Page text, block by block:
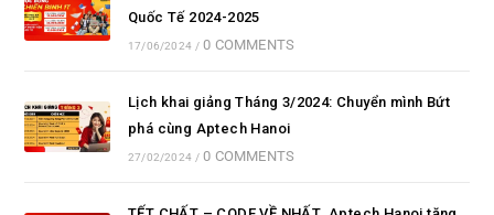
Quốc Tế 2024-2025
17/06/2024 / 0 COMMENTS
Lịch khai giảng Tháng 3/2024: Chuyển mình Bứt
phá cùng Aptech Hanoi
27/02/2024 / 0 COMMENTS